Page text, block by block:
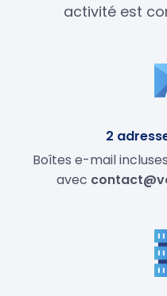
activité est
2
Boîtes e-mail
avec